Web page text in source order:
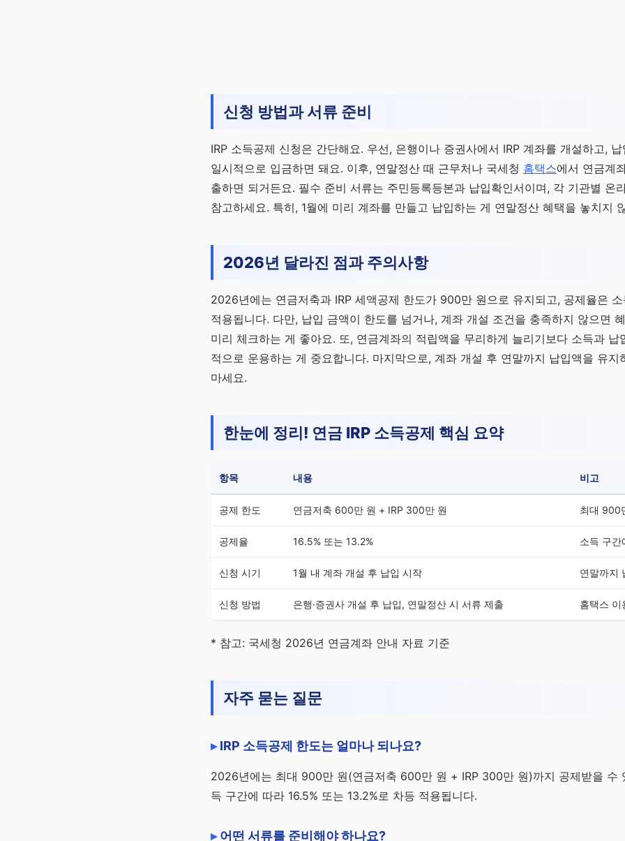
신청 방법과 서류 준비
IRP 소득공제 신청은 간단해요. 우선, 은행이나 증권사에서 IRP 계좌를 개설하고,
일시적으로 입금하면 돼요. 이후, 연말정산 때 근무처나 국세청 홈택스에서 연금계
출하면 되거든요. 필수 준비 서류는 주민등록등본과 납입확인서이며, 각 기관별 온
참고하세요. 특히, 1월에 미리 계좌를 만들고 납입하는 게 연말정산 혜택을 놓치지
2026년 달라진 점과 주의사항
2026년에는 연금저축과 IRP 세액공제 한도가 900만 원으로 유지되고, 공제율은
적용됩니다. 다만, 납입 금액이 한도를 넘거나, 계좌 개설 조건을 충족하지 않으면
미리 체크하는 게 좋아요. 또, 연금계좌의 적립액을 무리하게 늘리기보다 소득과 납
적으로 운용하는 게 중요합니다. 마지막으로, 계좌 개설 후 연말까지 납입액을 유지
마세요.
한눈에 정리! 연금 IRP 소득공제 핵심 요약
항목 내용 비고
공제 한도 연금저축 600만 원 + IRP 300만 원 최대 900
공제율 16.5% 또는 13.2% 소득 구간
신청 시기 1월 내 계좌 개설 후 납입 시작 연말까지
신청 방법 은행·증권사 개설 후 납입, 연말정산 시 서류 제출 홈택스 이
* 참고: 국세청 2026년 연금계좌 안내 자료 기준
자주 묻는 질문
IRP 소득공제 한도는 얼마나 되나요?
2026년에는 최대 900만 원(연금저축 600만 원 + IRP 300만 원)까지 공제받을 수
득 구간에 따라 16.5% 또는 13.2%로 차등 적용됩니다.
어떤 서류를 준비해야 하나요?